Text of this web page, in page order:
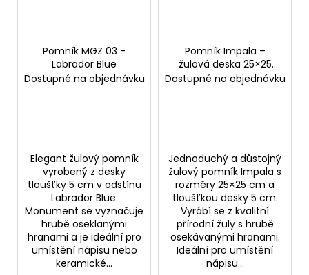
Pomník MGZ 03 -
Labrador Blue
Dostupné na objednávku
Elegant žulový pomník
vyrobený z desky
tloušťky 5 cm v odstínu
Labrador Blue.
Monument se vyznačuje
hrubě oseklanými
hranami a je ideální pro
umístění nápisu nebo
keramické...
Pomník Impala –
žulová deska 25×25
cm
Dostupné na objednávku
Jednoduchý a důstojný
žulový pomník Impala s
rozměry 25×25 cm a
tloušťkou desky 5 cm.
Vyrábí se z kvalitní
přírodní žuly s hrubě
osekávanými hranami.
Ideální pro umístění
nápisu...